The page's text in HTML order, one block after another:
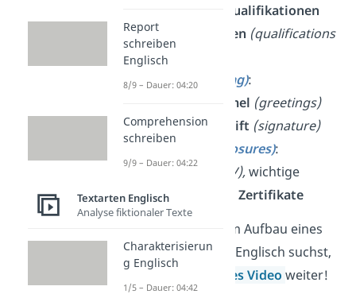
Qualifikationen
und
Fähigkeiten (qualifications
and skills)
Schluss(closing):
Abschiedsformel (greetings)
undUnterschrift (signature)
(enclosures):
Lebenslauf
(CV),wichtige
Zeugnisse
undZertifikate
Wenn du nach dem Aufbau eines
formalen Briefs in Englisch suchst,
dann hilft dir
dieses Videoweiter!
Report
schreiben
Englisch
8/9 – Dauer: 04:20
Comprehension
schreiben
9/9 – Dauer: 04:22
Textarten Englisch
Analyse fiktionaler Texte
Charakterisierun
g Englisch
1/5 – Dauer: 04:42